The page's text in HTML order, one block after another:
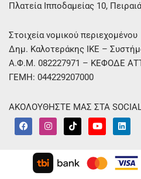
Πλατεία Ιπποδαμείας 10,
Στοιχεία νομικού περιεχομένου
Δημ. Καλοτεράκης ΙΚΕ –
Α.Φ.Μ. 082227971 – ΚΕΦΟΔΕ
ΓΕΜΗ: 044229207000
ΑΚΟΛΟΥΘΗΣΤΕ ΜΑΣ ΣΤΑ
F
a
c
I
n
s
a
g
r
T
i
k
k
Y
o
u
u
b
L
i
n
e
d
i